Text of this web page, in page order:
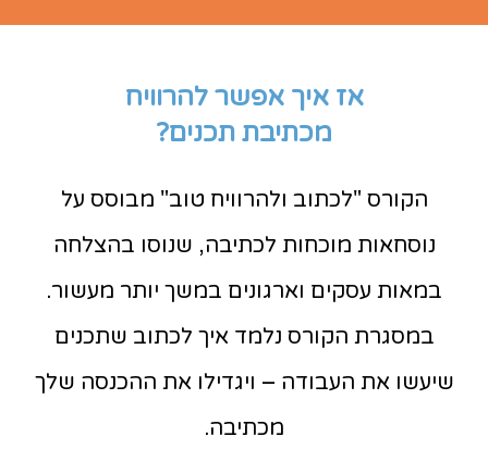
אז איך אפשר להרוויח
מכתיבת תכנים?
הקורס "לכתוב ולהרוויח טוב" מבוסס על
נוסחאות מוכחות לכתיבה, שנוסו בהצלחה
במאות עסקים וארגונים במשך יותר מעשור.
במסגרת הקורס נלמד איך לכתוב שתכנים
שיעשו את העבודה – ויגדילו את ההכנסה שלך
מכתיבה.